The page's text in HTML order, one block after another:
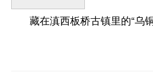
藏在滇西板桥古镇里的“乌